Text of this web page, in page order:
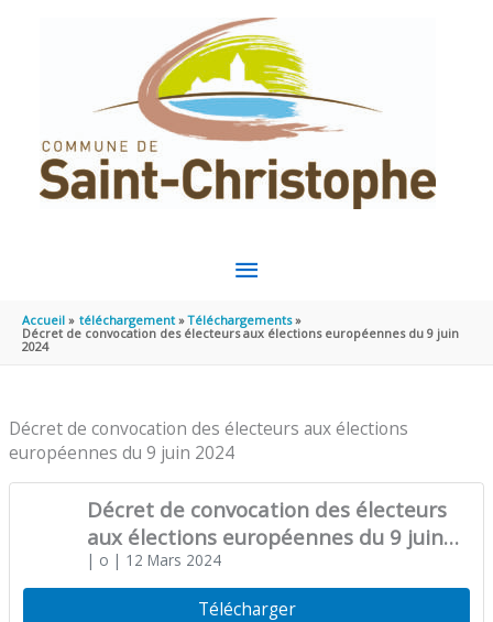
MENU
PRINCIPAL
Accueil téléchargement
Téléchargements
Décret de convocation des électeurs aux élections européennes du 9 juin
2024
Décret de convocation des électeurs aux élections
européennes du 9 juin 2024
Décret de convocation des électeurs
aux élections européennes du 9 juin
2024
| o | 12 Mars 2024
Télécharger